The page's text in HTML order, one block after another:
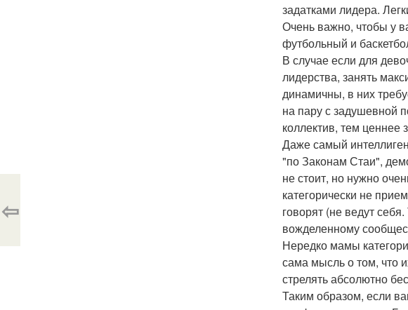
задатками лидера.
Очень важно, чтобы у
футбольный и
В случае если для
лидерства, занять
динамичны, в них
на пару с задушевной
коллектив, тем
Даже самый
"по Законам Стаи",
не стоит, но нужно
категорически не
говорят (не ведут
вожделенному
Нередко мамы
сама мысль о том, что
стрелять абсолютно
Таким образом, если
⇦